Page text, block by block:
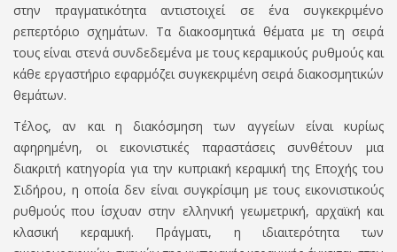
στην πραγματικότητα αντιστοιχεί σε ένα συγκεκριμένο
ρεπερτόριο σχημάτων. Τα διακοσμητικά θέματα με τη σειρά
τους είναι στενά συνδεδεμένα με τους κεραμικούς ρυθμούς και
κάθε εργαστήριο εφαρμόζει συγκεκριμένη σειρά διακοσμητικών
θεμάτων.
Τέλος, αν και η διακόσμηση των αγγείων είναι κυρίως
αφηρημένη, οι εικονιστικές παραστάσεις συνθέτουν μια
διακριτή κατηγορία για την κυπριακή κεραμική της Εποχής του
Σιδήρου, η οποία δεν είναι συγκρίσιμη με τους εικονιστικούς
ρυθμούς που ίσχυαν στην ελληνική γεωμετρική, αρχαϊκή και
κλασική κεραμική. Πράγματι, η ιδιαιτερότητα των